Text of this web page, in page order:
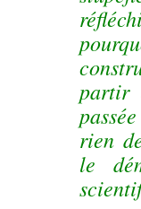
partir
rien
le